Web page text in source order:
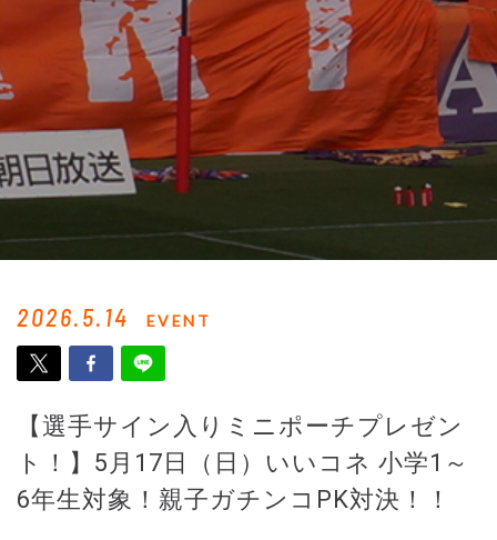
2026.5.14 EVENT
【選手サイン入りミニポーチプレゼン
ト！】5月17日（日）いいコネ 小学1～
6年生対象！親子ガチンコPK対決！！